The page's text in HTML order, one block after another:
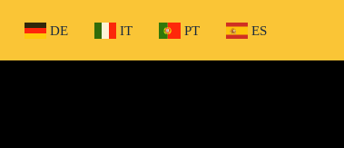
DE IT PT ES